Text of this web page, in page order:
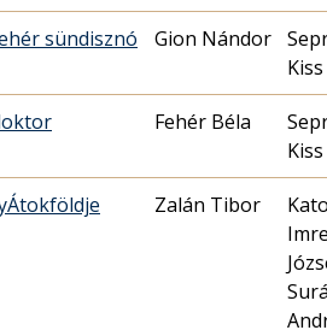
sündisznó Gion Nándor
Fehér Béla
Zalán Tibor